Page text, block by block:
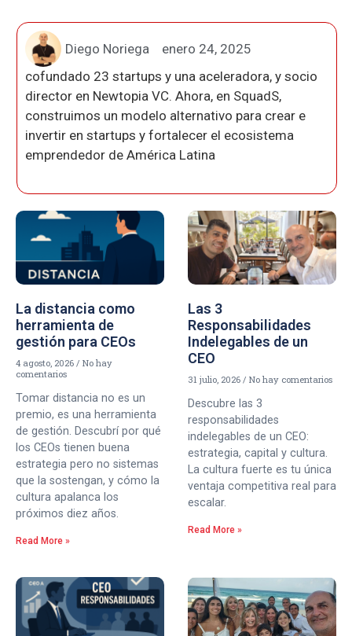
Diego Noriega
enero 24, 2025
cofundado 23 startups y una aceleradora, y socio
director en Newtopia VC. Ahora, en SquadS,
construimos un modelo alternativo para crear e
invertir en startups y fortalecer el ecosistema
emprendedor de América Latina
La distancia como
herramienta de
gestión para CEOs
4 agosto, 2026
No hay
comentarios
Tomar distancia no es un
premio, es una herramienta
de gestión. Descubrí por qué
los CEOs tienen buena
estrategia pero no sistemas
que la sostengan, y cómo la
cultura apalanca los
próximos diez años.
Read More »
Las 3
Responsabilidades
Indelegables de un
CEO
31 julio, 2026 No hay comentarios
Descubre las 3
responsabilidades
indelegables de un CEO:
estrategia, capital y cultura.
La cultura fuerte es tu única
ventaja competitiva real para
escalar.
Read More »